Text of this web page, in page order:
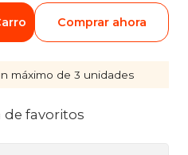
Comprar ahora
máximo de 3 unidades
de favoritos